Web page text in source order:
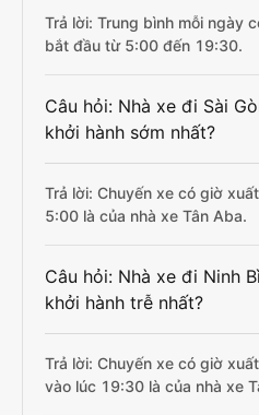
Trả lời: Trung bình mỗi ngày
bắt đầu từ 5:00 đến 19:30.
Câu hỏi: Nhà xe đi Sài
khởi hành sớm nhất?
Trả lời: Chuyến xe có giờ
5:00 là của nhà xe Tân Aba.
Câu hỏi: Nhà xe đi Ninh
khởi hành trễ nhất?
Trả lời: Chuyến xe có giờ
vào lúc 19:30 là của nhà xe